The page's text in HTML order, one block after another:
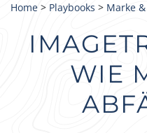
Home > Playbooks > Marke
WIE